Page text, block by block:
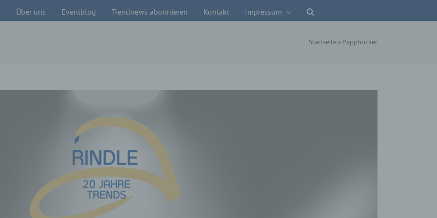
Über uns Eventblog Trendnews abonnieren Kontakt Impressum
Startseite » Papphocker